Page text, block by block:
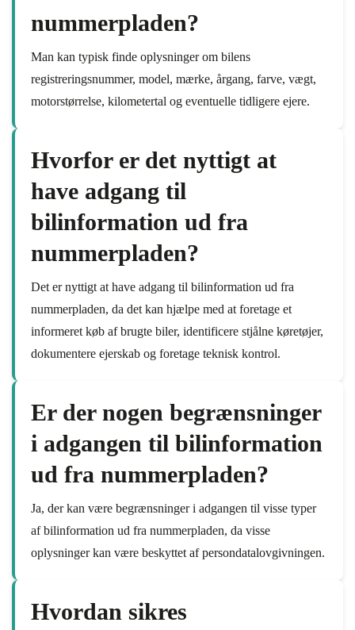
nummerpladen?
Man kan typisk finde oplysninger om bilens
registreringsnummer, model, mærke, årgang, farve, vægt,
motorstørrelse, kilometertal og eventuelle tidligere ejere.
Hvorfor er det nyttigt at
have adgang til
bilinformation ud fra
nummerpladen?
Det er nyttigt at have adgang til bilinformation ud fra
nummerpladen, da det kan hjælpe med at foretage et
informeret køb af brugte biler, identificere stjålne køretøjer,
dokumentere ejerskab og foretage teknisk kontrol.
Er der nogen begrænsninger
i adgangen til bilinformation
ud fra nummerpladen?
Ja, der kan være begrænsninger i adgangen til visse typer
af bilinformation ud fra nummerpladen, da visse
oplysninger kan være beskyttet af persondatalovgivningen.
Hvordan sikres